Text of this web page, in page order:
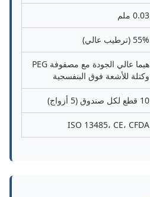
0.03 ملم
55% (ترطيب عالي)
هيما عالي الجودة مع مصفوفة PEG
وكتلة للأشعة فوق البنفسجية
10 قطع لكل صندوق (5 أزواج)
ISO 13485، CE، CFDA